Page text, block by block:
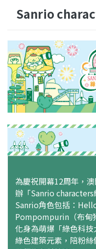
Sanrio
為慶祝開幕12周年，
辦「Sanrio
Sanrio角色包括：
Pompompurin（布甸
化身為萌爆「綠色科
綠色建築元素，陪粉